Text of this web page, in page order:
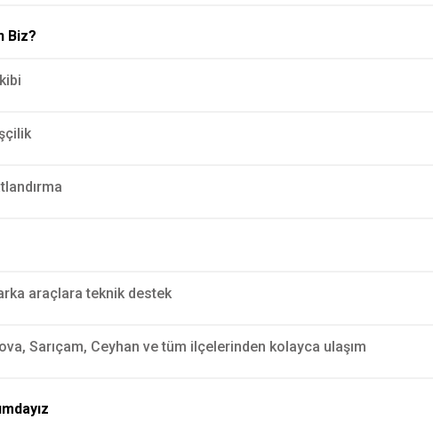
Biz?
araçlara teknik destek
Sarıçam, Ceyhan ve tüm ilçelerinden kolayca ulaşım